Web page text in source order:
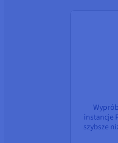
instancje
szybsze